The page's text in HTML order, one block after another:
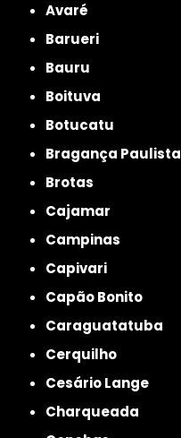
Avaré
Barueri
Bauru
Boituva
Botucatu
Bragança Paulista
Brotas
Cajamar
Campinas
Capivari
Capão Bonito
Caraguatatuba
Cerquilho
Cesário Lange
Charqueada